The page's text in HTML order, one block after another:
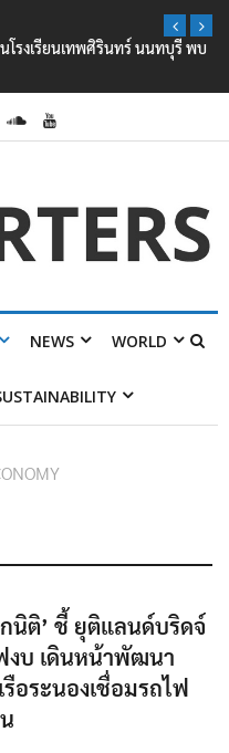
โรงเรียนเทพศิรินทร์ นนทบุรี พบ
NEWS WORLD
กนิติ’ ชี้ ยุติแลนด์บริดจ์
งบ เดินหน้าพัฒนา
รือระนองเชื่อมรถไฟ